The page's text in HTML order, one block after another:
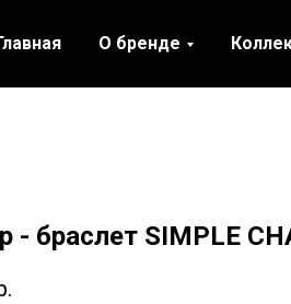
О бренде
- браслет SIMPLE